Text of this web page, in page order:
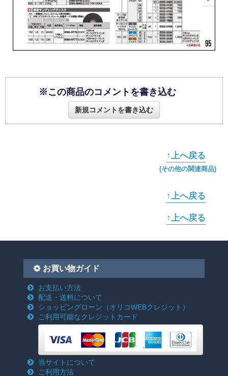
※この商品のコメントを書き込む
新規コメントを書き込む
↑上へ戻る
(その他の関連商品)
↑上へ戻る
↑上へ戻る
お買い物ガイド
お支払い方法
配送・送料について
ショッピングローン （オリコWEBクレジット）
ご利用可能なクレジットカード
当サイトについて
ご利用方法